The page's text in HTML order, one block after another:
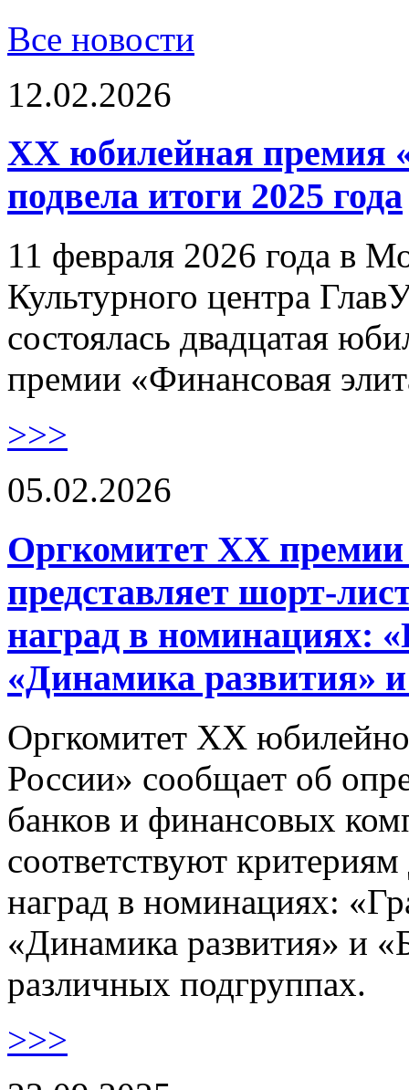
Все новости
12.02.2026
XX юбилейная премия
подвела итоги 2025 года
11 февраля 2026 года в
Культурного центра
состоялась двадцатая
премии «Финансовая
>>>
05.02.2026
Оргкомитет XX
представляет шорт-
наград в номинациях:
«Динамика развития»
Оргкомитет XX
России» сообщает об
банков и финансовых
соответствуют
наград в номинациях:
«Динамика развития» и
различных подгруппах.
>>>